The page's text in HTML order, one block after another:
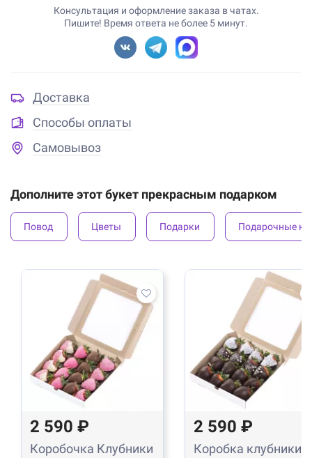
Консультация и оформление заказа в чатах.
Пишите! Время ответа не более 5 минут.
Доставка
Способы оплаты
Самовывоз
Дополните этот букет прекрасным подарком
Повод Цветы Подарки Подарочные
2 590 ₽
Коробочка Клубники
2 590 ₽
Коробка клубники в